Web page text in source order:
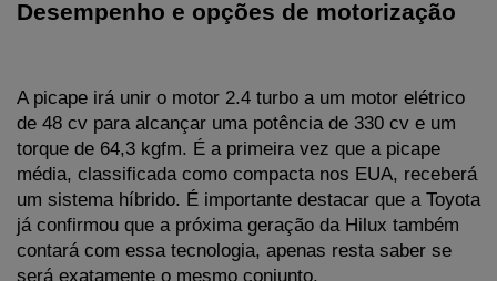
Desempenho e opções de motorização
A picape irá unir o motor 2.4 turbo a um motor elétrico
de 48 cv para alcançar uma potência de 330 cv e um
torque de 64,3 kgfm. É a primeira vez que a picape
média, classificada como compacta nos EUA, receberá
um sistema híbrido. É importante destacar que a Toyota
já confirmou que a próxima geração da Hilux também
contará com essa tecnologia, apenas resta saber se
será exatamente o mesmo conjunto.